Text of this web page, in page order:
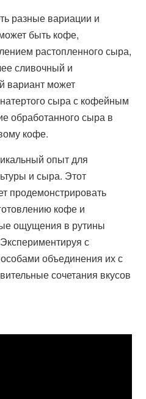
разные вариации и
быть кофе,
растопленного сыра,
сливочный и
вариант может
сыра с кофейным
обработанного сыра в
кофе.
опыт для
и сыра. Этот
продемонстрировать
кофе и
ощущения в рутины
с
объединения их с
сочетания вкусов